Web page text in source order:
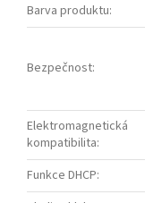
Barva produktu:
Bezpečnost:
Elektromagnetická
kompatibilita:
Funkce DHCP: